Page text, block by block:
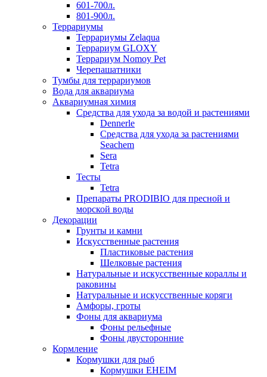
601-700л.
801-900л.
Террариумы
Террариумы Zelaqua
Террариум GLOXY
Террариум Nomoy Pet
Черепашатники
Тумбы для террариумов
Вода для аквариума
Аквариумная химия
Средства для ухода за водой и растениями
Dennerle
Средства для ухода за растениями
Seachem
Sera
Tetra
Тесты
Tetra
Препараты PRODIBIO для пресной и
морской воды
Декорации
Грунты и камни
Искусственные растения
Пластиковые растения
Шелковые растения
Натуральные и искусственные кораллы и
раковины
Натуральные и искусственные коряги
Амфоры, гроты
Фоны для аквариума
Фоны рельефные
Фоны двусторонние
Кормление
Кормушки для рыб
Кормушки EHEIM